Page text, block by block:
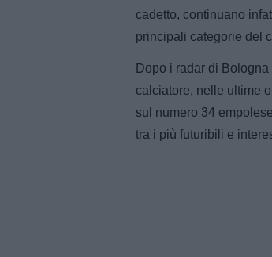
cadetto, continuano
principali categorie del
Dopo i radar di
calciatore, nelle ultime
sul numero 34
tra i più futuribili e